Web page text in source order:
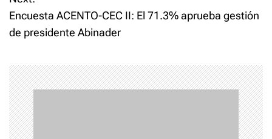
n
v
i
g
Encuesta ACENTO-CEC II: El 71.3% aprueba gestión
de presidente Abinader